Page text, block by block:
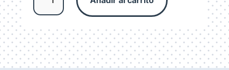
Olivo
Té
cantidad